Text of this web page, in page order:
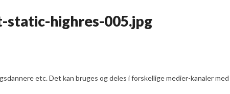
highres-005.jpg
etc. Det kan bruges og deles i forskellige medier-kanaler